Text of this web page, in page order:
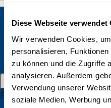
Diese Webseite verwendet
Wir verwenden Cookies,
personalisieren,
zu können und die Zugriffe
analysieren. Außerdem
Verwendung unserer
soziale Medien, Werbung
Actualités
Agenda
Connexion
DEFREN
Menu principal
Études
UniDistance Suisse
Schinerstrasse 18
3900 Brigue
Faculté de psychologie
Faculté de droit